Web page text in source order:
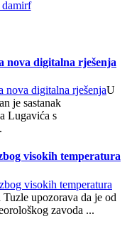
nova digitalna rješenja
U
je sastanak
Lugavića s
visokih temperatura
upozorava da je od
zavoda ...